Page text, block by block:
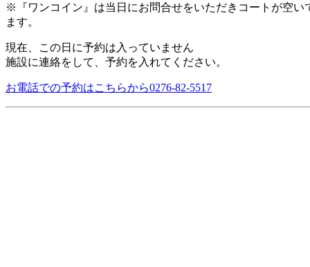
※『ワンコイン』は当日にお問合せをいただきコートが空
ます。
現在、この日に予約は入っていません
施設に連絡をして、予約を入れてください。
お電話での予約はこちらから0276-82-5517